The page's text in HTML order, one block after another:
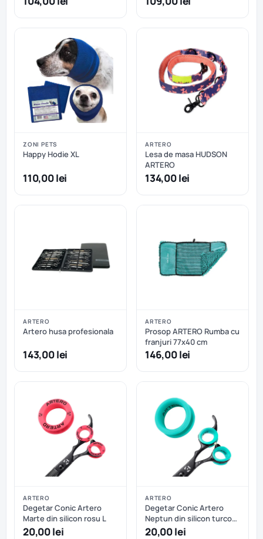
ZONI PETS
Happy Hodie XL
110,00 lei
ARTERO
Lesa de masa HUDSON
ARTERO
134,00 lei
ARTERO
Artero husa profesionala
143,00 lei
ARTERO
Prosop ARTERO Rumba cu
franjuri 77x40 cm
146,00 lei
ARTERO
Degetar Conic Artero
Marte din silicon rosu L
20,00 lei
ARTERO
Degetar Conic Artero
Neptun din silicon turcoaz
M
20,00 lei